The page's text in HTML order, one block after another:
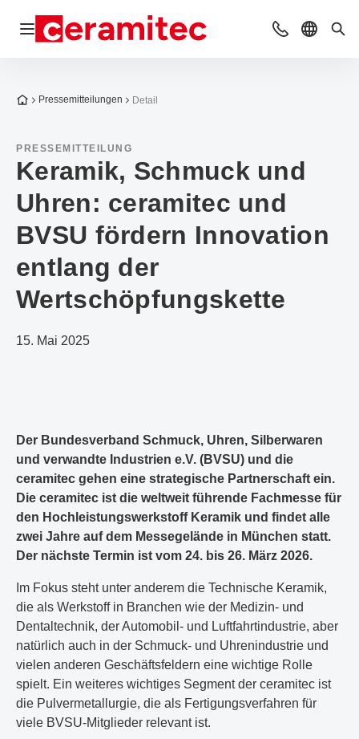
Navigation öffnen KontaktSprache
Zur Startseite
Pressemitteilungen Detail
PRESSEMITTEILUNG
Keramik, Schmuck und
Uhren: ceramitec und
BVSU fördern Innovation
entlang der
Wertschöpfungskette
15. Mai 2025
Der Bundesverband Schmuck, Uhren, Silberwaren
und verwandte Industrien e.V. (BVSU) und die
ceramitec gehen eine strategische Partnerschaft ein.
Die ceramitec ist die weltweit führende Fachmesse für
den Hochleistungswerkstoff Keramik und findet alle
zwei Jahre auf dem Messegelände in München statt.
Der nächste Termin ist vom 24. bis 26. März 2026.
Im Fokus steht unter anderem die Technische Keramik,
die als Werkstoff in Branchen wie der Medizin- und
Dentaltechnik, der Automobil- und Luftfahrtindustrie, aber
natürlich auch in der Schmuck- und Uhrenindustrie und
vielen anderen Geschäftsfeldern eine wichtige Rolle
spielt. Ein weiteres wichtiges Segment der ceramitec ist
die Pulvermetallurgie, die als Fertigungsverfahren für
viele BVSU-Mitglieder relevant ist.